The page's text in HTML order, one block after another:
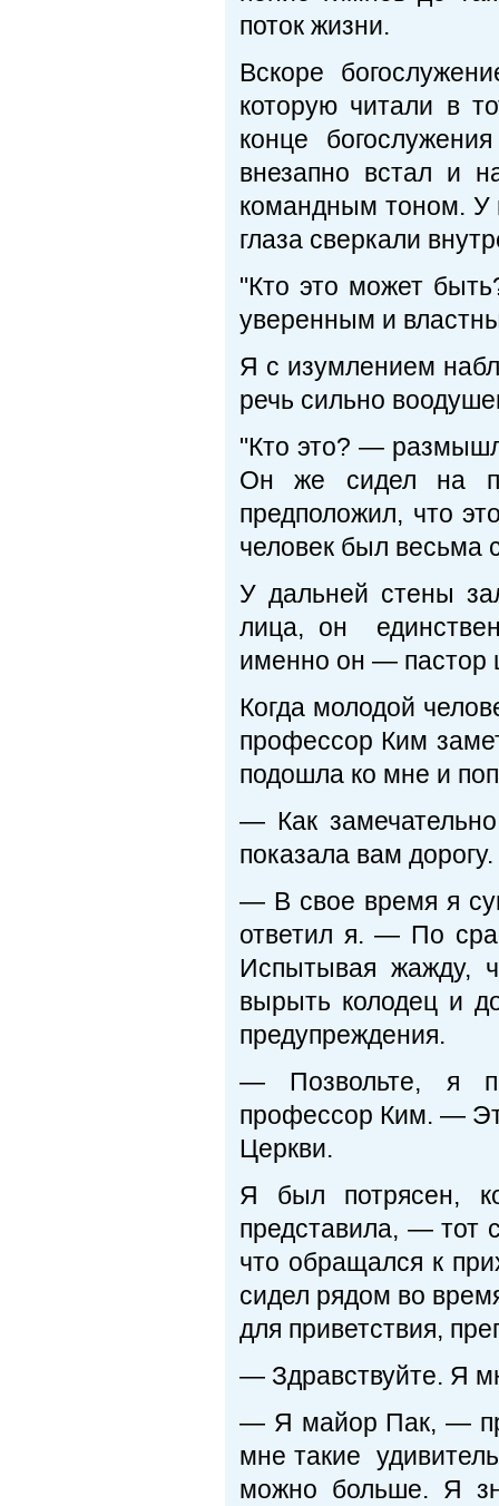
поток жизни.
Вскоре
которую читали в
конце
внезапно встал и
командным тоном. У
глаза сверкали
"Кто это может
уверенным и
Я с изумлением
речь сильно
"Кто это? —
Он же сидел на
предположил, что
человек был весьма
У дальней стены
лица, он
именно он — пастор
Когда молодой
профессор Ким
подошла ко мне и
— Как
показала вам дорогу.
— В свое время я
ответил я. — По
Испытывая жажду,
вырыть колодец и
предупреждения.
— Позвольте, я
профессор Ким. —
Церкви.
Я был потрясен,
представила, — тот
что обращался к
сидел рядом во
для приветствия,
— Здравствуйте. Я
— Я майор Пак, —
мне такие
можно больше. Я